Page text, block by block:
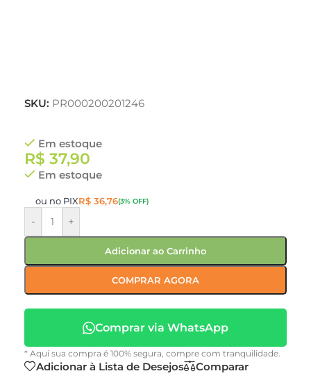
SKU: PR000200201246
Em estoque
R$ 37,90
Em estoque
ou no PIXR$ 36,76(3% OFF)
- +
Adicionar ao Carrinho
COMPRAR AGORA
Comprar via WhatsApp
* Aqui sua compra é 100% segura, compre com tranquilidade.
Adicionar à Lista de Desejos
Comparar